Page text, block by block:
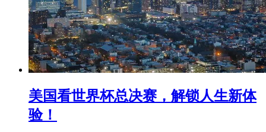
美国看世界杯总决赛，解锁人生新体
验！